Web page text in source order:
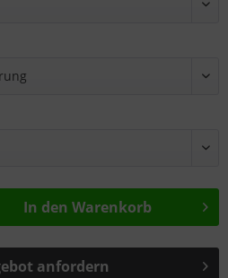
In den Warenkorb
anfordern